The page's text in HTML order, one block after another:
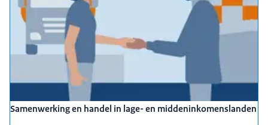
Samenwerking en handel in lage- en middeninkomenslanden